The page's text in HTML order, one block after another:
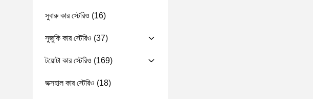
সুবারু কার স্টেরিও (16)
সুজুকি কার স্টেরিও (37)
টয়োটা কার স্টেরিও (169)
ভক্সহাল কার স্টেরিও (18)